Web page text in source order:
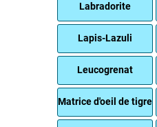
Labradorite
Lapis-Lazuli
Leucogrenat
Matrice d'oeil de tigre